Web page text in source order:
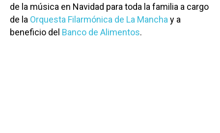
de la música en Navidad para toda la familia a cargo
de la Orquesta Filarmónica de La Mancha y a
beneficio del Banco de Alimentos.